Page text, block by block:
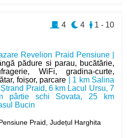
Revelion Praid Pensiune |
pădure si parau, bucătărie,
WiFi, gradina-curte,
foișor, parcare | 1 km Salina
Praid, 6 km Lacul Ursu, 7
pârtie schi Sovata, 25 km
Bucin
Praid,Județul Harghita
1 - 10
4
4